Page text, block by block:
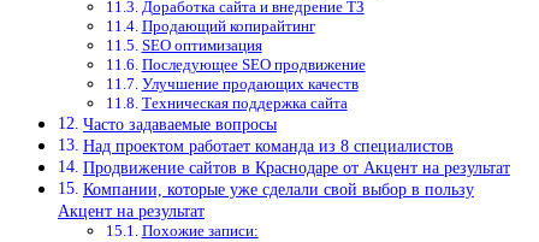
Доработка сайта и внедрение ТЗ
Продающий копирайтинг
SEO оптимизация
Последующее SEO продвижение
Улучшение продающих качеств
Техническая поддержка сайта
Часто задаваемые вопросы
Над проектом работает команда из 8 специалистов
Продвижение сайтов в Краснодаре от Акцент на результат
Компании, которые уже сделали свой выбор в пользу
Акцент на результат
Похожие записи: